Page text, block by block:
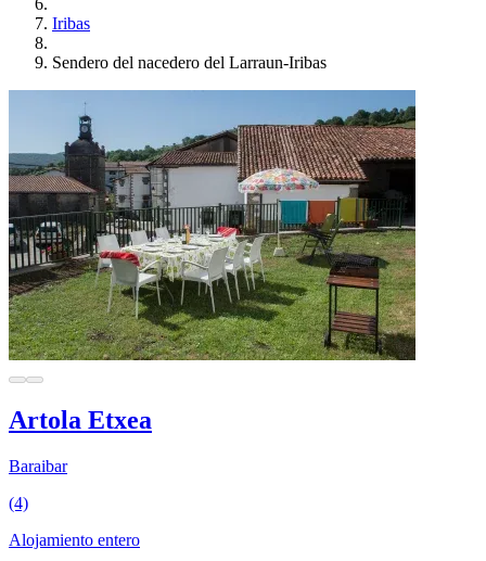
Iribas
Sendero del nacedero del Larraun-Iribas
Artola Etxea
Baraibar
(4)
Alojamiento entero